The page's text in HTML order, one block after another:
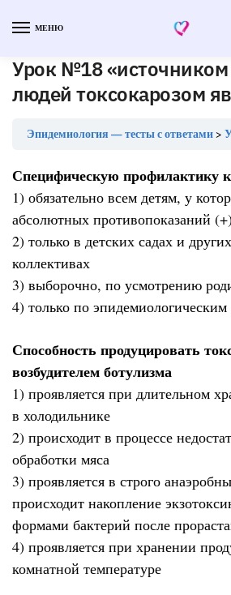
МЕНЮ
Урок №18 «источником
людей токсокарозом
Эпидемиология — тесты с ответами
Специфическую профилактику
1) обязательно всем детям, у
абсолютных противопоказаний
2) только в детских садах и
коллективах
3) выборочно, по усмотрению
4) только по
Способность продуцировать
возбудителем ботулизма
1) проявляется при длительном
в холодильнике
2) происходит в процессе
обработки мяса
3) проявляется в строго
происходит накопление
формами бактерий после
4) проявляется при хранении
комнатной температуре